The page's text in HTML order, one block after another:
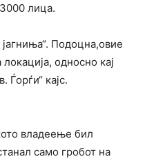
лица.
Подоцна,овие
односно кај
Ѓорѓи“ кајс.
владеење бил
само гробот на